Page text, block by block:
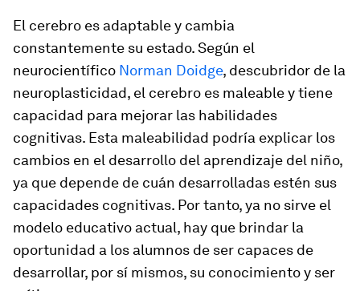
El cerebro es adaptable y cambia
constantemente su estado. Según el
neurocientífico Norman Doidge, descubridor de la
neuroplasticidad, el cerebro es maleable y tiene
capacidad para mejorar las habilidades
cognitivas. Esta maleabilidad podría explicar los
cambios en el desarrollo del aprendizaje del niño,
ya que depende de cuán desarrolladas estén sus
capacidades cognitivas. Por tanto, ya no sirve el
modelo educativo actual, hay que brindar la
oportunidad a los alumnos de ser capaces de
desarrollar, por sí mismos, su conocimiento y ser